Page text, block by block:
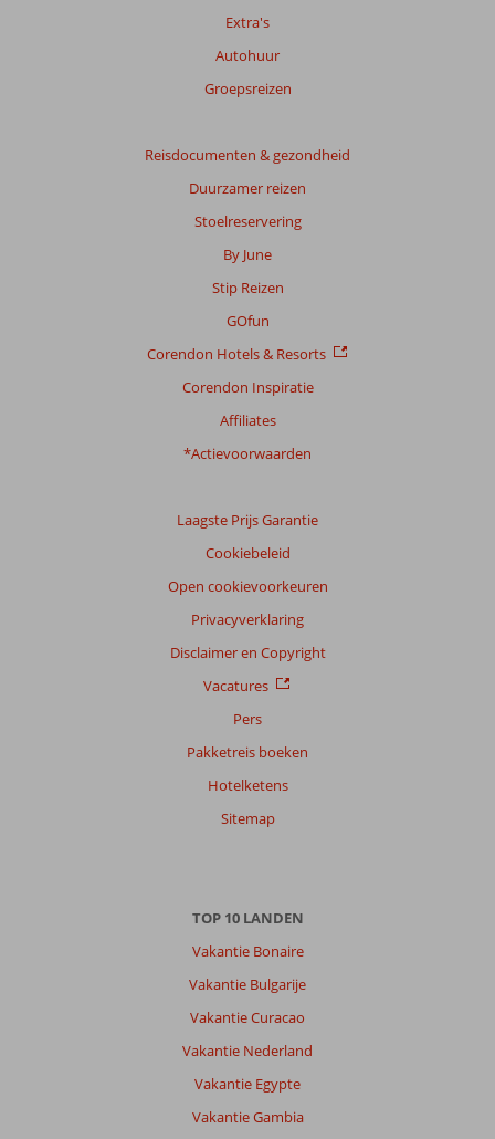
Extra's
Autohuur
Groepsreizen
Reisdocumenten & gezondheid
Duurzamer reizen
Stoelreservering
By June
Stip Reizen
GOfun
Corendon Hotels & Resorts
Corendon Inspiratie
Affiliates
*Actievoorwaarden
Laagste Prijs Garantie
Cookiebeleid
Open cookievoorkeuren
Privacyverklaring
Disclaimer en Copyright
Vacatures
Pers
Pakketreis boeken
Hotelketens
Sitemap
TOP 10 LANDEN
Vakantie Bonaire
Vakantie Bulgarije
Vakantie Curacao
Vakantie Nederland
Vakantie Egypte
Vakantie Gambia